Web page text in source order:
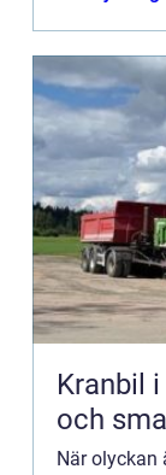
Kranbil
och
När olyckan